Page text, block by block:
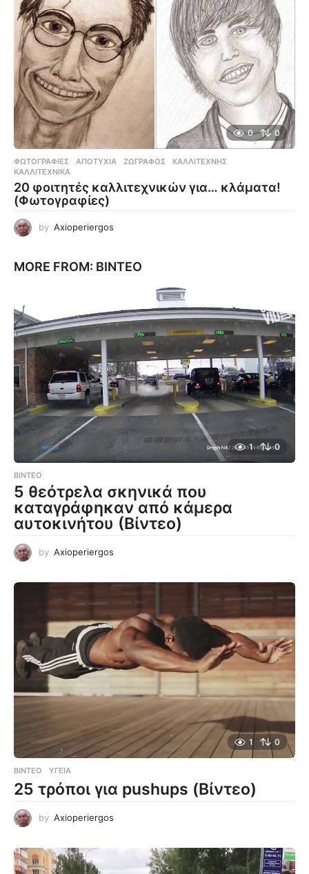
0 0
ΦΩΤΟΓΡΑΦΊΕΣ ΑΠΟΤΥΧΊΑ ,ΖΩΓΡΆΦΟΣ ,ΚΑΛΛΙΤΈΧΝΗΣ
ΚΑΛΛΙΤΕΧΝΙΚΆ
20 φοιτητές καλλιτεχνικών για… κλάματα!
(Φωτογραφίες)
by Axioperiergos
MORE FROM: ΒΊΝΤΕΟ
1 0
ΒΊΝΤΕΟ
5 θεότρελα σκηνικά που
καταγράφηκαν από κάμερα
αυτοκινήτου (Βίντεο)
by Axioperiergos
1 0
ΒΊΝΤΕΟ ΥΓΕΊΑ
25 τρόποι για pushups (Βίντεο)
by Axioperiergos